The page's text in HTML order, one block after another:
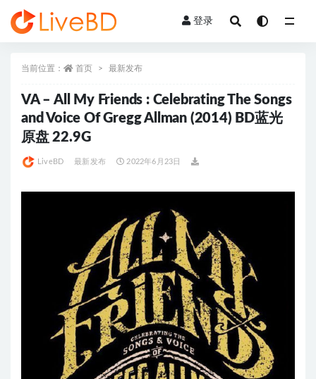
登录
当前位置： 首页 最新发布
VA – All My Friends : Celebrating The Songs
and Voice Of Gregg Allman (2014) BD蓝光
原盘 22.9G
LiveBD 最新发布 2022年6月23日